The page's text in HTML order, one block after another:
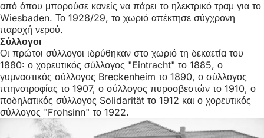
από όπου μπορούσε κανείς να πάρει το ηλεκτρικό τραμ για το
Wiesbaden. Το 1928/29, το χωριό απέκτησε σύγχρονη
παροχή νερού.
Σύλλογοι
Οι πρώτοι σύλλογοι ιδρύθηκαν στο χωριό τη δεκαετία του
1880: ο χορευτικός σύλλογος "Eintracht" το 1885, ο
γυμναστικός σύλλογος Breckenheim το 1890, ο σύλλογος
πτηνοτροφίας το 1907, ο σύλλογος πυροσβεστών το 1910, ο
ποδηλατικός σύλλογος Solidarität το 1912 και ο χορευτικός
σύλλογος "Frohsinn" το 1922.